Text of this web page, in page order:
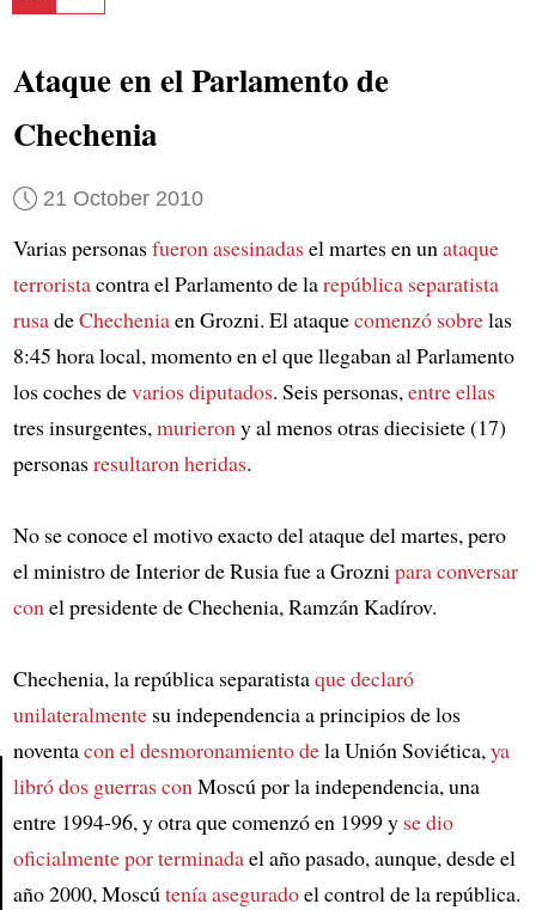
Article
Ataque en el Parlamento de
Chechenia
21 October 2010
Varias personasfueron asesinadasel martes en unataque
terroristacontra el Parlamento de larepública separatista
rusadeChecheniaen Grozni. El ataquecomenzó sobrelas
8:45 hora local, momento en el que llegaban al Parlamento
los coches devarios diputados. Seis personas,entre ellas
tres insurgentes,murierony al menos otras diecisiete (17)
personasresultaron heridas.
No se conoce el motivo exacto del ataque del martes, pero
el ministro de Interior de Rusia fue a Groznipara conversar
conel presidente de Chechenia, Ramzán Kadírov.
Chechenia, la república separatistaque declaró
unilateralmentesu independencia a principios de los
noventacon el desmoronamiento dela Unión Soviética,ya
libró dos guerras conMoscú por la independencia, una
entre 1994-96, y otra que comenzó en 1999 y se dio
oficialmente por terminadael año pasado, aunque, desde el
año 2000, Moscútenía aseguradoel control de la república.